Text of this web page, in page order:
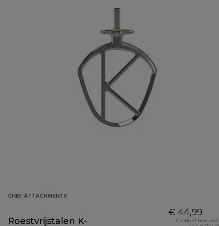
CHEF ATTACHMENTS
Roestvrijstalen K-
€ 44,99
Inclusief btw-